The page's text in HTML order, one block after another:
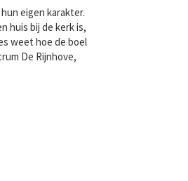
eigen karakter.
huis bij de kerk is,
weet hoe de boel
De Rijnhove,